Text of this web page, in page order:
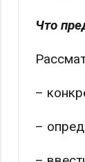
Что
–
–